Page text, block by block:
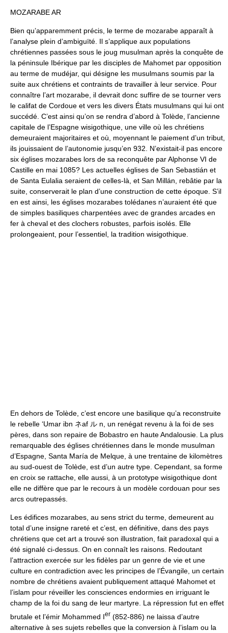
MOZARABE AR
Bien qu’apparemment précis, le terme de mozarabe apparaît à
l’analyse plein d’ambiguïté. Il s’applique aux populations
chrétiennes passées sous le joug musulman après la conquête de
la péninsule Ibérique par les disciples de Mahomet par opposition
au terme de mudéjar, qui désigne les musulmans soumis par la
suite aux chrétiens et contraints de travailler à leur service. Pour
connaître l’art mozarabe, il devrait donc suffire de se tourner vers
le califat de Cordoue et vers les divers États musulmans qui lui ont
succédé. C’est ainsi qu’on se rendra d’abord à Tolède, l’ancienne
capitale de l’Espagne wisigothique, une ville où les chrétiens
demeuraient majoritaires et où, moyennant le paiement d’un tribut,
ils jouissaient de l’autonomie jusqu’en 932. N’existait-il pas encore
six églises mozarabes lors de sa reconquête par Alphonse VI de
Castille en mai 1085? Les actuelles églises de San Sebastián et
de Santa Eulalia seraient de celles-là, et San Millán, rebâtie par la
suite, conserverait le plan d’une construction de cette époque. S’il
en est ainsi, les églises mozarabes tolédanes n’auraient été que
de simples basiliques charpentées avec de grandes arcades en
fer à cheval et des clochers robustes, parfois isolés. Elle
prolongeaient, pour l’essentiel, la tradition wisigothique.
En dehors de Tolède, c’est encore une basilique qu’a reconstruite
le rebelle ‘Umar ibn ネaf ル n, un renégat revenu à la foi de ses
pères, dans son repaire de Bobastro en haute Andalousie. La plus
remarquable des églises chrétiennes dans le monde musulman
d’Espagne, Santa María de Melque, à une trentaine de kilomètres
au sud-ouest de Tolède, est d’un autre type. Cependant, sa forme
en croix se rattache, elle aussi, à un prototype wisigothique dont
elle ne diffère que par le recours à un modèle cordouan pour ses
arcs outrepassés.
Les édifices mozarabes, au sens strict du terme, demeurent au
total d’une insigne rareté et c’est, en définitive, dans des pays
chrétiens que cet art a trouvé son illustration, fait paradoxal qui a
été signalé ci-dessus. On en connaît les raisons. Redoutant
l’attraction exercée sur les fidèles par un genre de vie et une
culture en contradiction avec les principes de l’Évangile, un certain
nombre de chrétiens avaient publiquement attaqué Mahomet et
l’islam pour réveiller les consciences endormies en irriguant le
champ de la foi du sang de leur martyre. La répression fut en effet
brutale et l’émir Mohammed Ier (852-886) ne laissa d’autre
alternative à ses sujets rebelles que la conversion à l’islam ou la